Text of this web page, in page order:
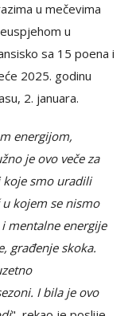
u mečevima
u
sa 15 poena i
2025. godinu
2. januara.
energijom,
je ovo veče za
koje smo uradili
kojem se nismo
mentalne energije
građenje skoka.
I bila je ovo